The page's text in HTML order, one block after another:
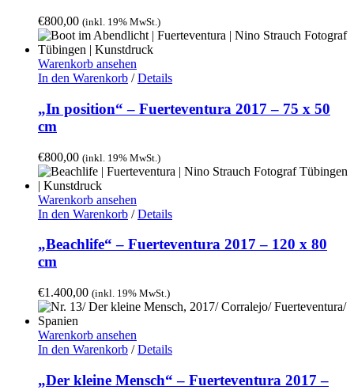
€800,00 (inkl. 19% MwSt.)
Warenkorb ansehen
In den Warenkorb / Details
„In position“ – Fuerteventura 2017 – 75 x 50
cm
€800,00 (inkl. 19% MwSt.)
Warenkorb ansehen
In den Warenkorb / Details
„Beachlife“ – Fuerteventura 2017 – 120 x 80
cm
€1.400,00 (inkl. 19% MwSt.)
Warenkorb ansehen
In den Warenkorb / Details
„Der kleine Mensch“ – Fuerteventura 2017 –